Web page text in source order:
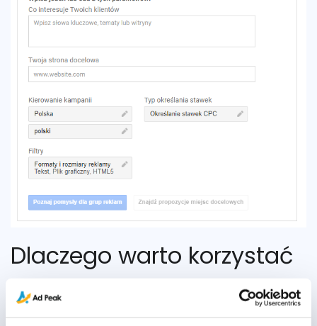
Dlaczego warto korzystać
z Planera kampanii w sieci